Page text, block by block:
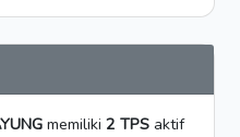
memiliki 2 TPS aktif